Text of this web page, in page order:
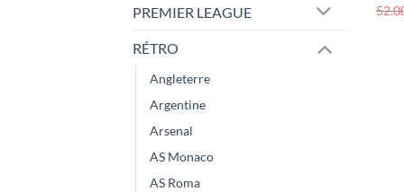
PREMIER LEAGUE
RÉTRO
Angleterre
Argentine
Arsenal
AS Monaco
AS Roma